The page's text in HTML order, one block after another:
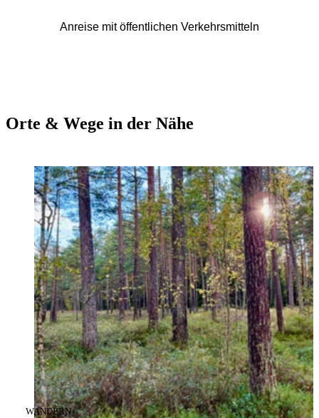
Anreise mit öffentlichen Verkehrsmitteln
Orte & Wege in der Nähe
KATEGORIE:
WANDERN